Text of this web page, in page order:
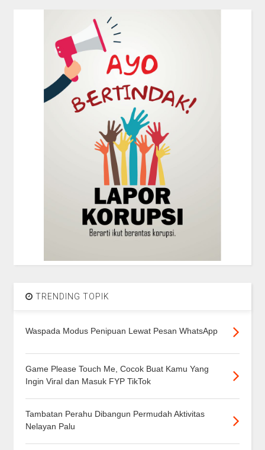
TRENDING TOPIK
Waspada Modus Penipuan Lewat Pesan WhatsApp
Game Please Touch Me, Cocok Buat Kamu Yang
Ingin Viral dan Masuk FYP TikTok
Tambatan Perahu Dibangun Permudah Aktivitas
Nelayan Palu